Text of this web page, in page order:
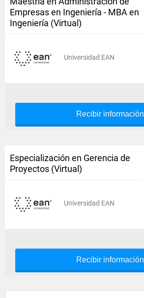
Empresas en Ingeniería - MBA en
Ingeniería (Virtual)
Universidad EAN
Recibir información
Especialización en Gerencia de
Proyectos (Virtual)
Universidad EAN
Recibir información